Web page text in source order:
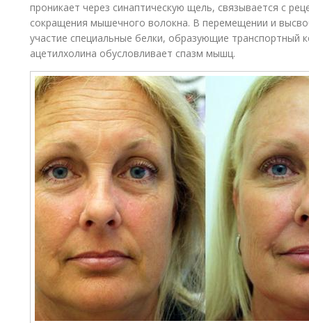
проникает через синаптическую щель, связывается с
сокращения мышечного волокна. В перемещении и
участие специальные белки, образующие транспортный
ацетилхолина обусловливает спазм мышц.